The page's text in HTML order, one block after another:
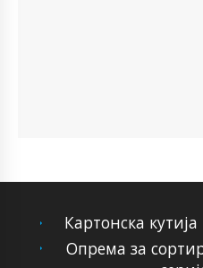
Картонска
Опрема за